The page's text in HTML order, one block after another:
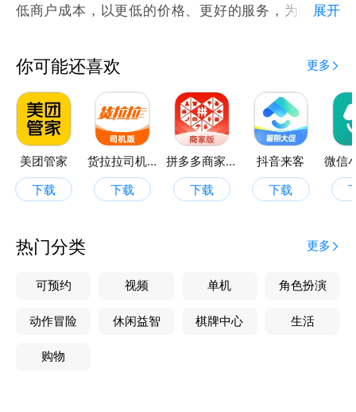
低商户成本，以更低的价格、更好的服务，为渠道赋
展开
你可能还喜欢 更多
美团管家
下载
货拉拉司机版
下载
拼多多商家版
下载
抖音来客
下载
热门分类 更多
可预约 视频 单机 角色扮演
动作冒险 休闲益智 棋牌中心 生活
购物